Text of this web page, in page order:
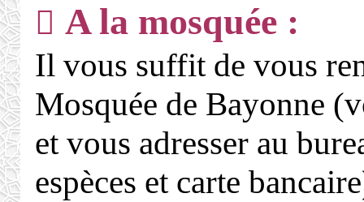
A la mosquée :
Il vous suffit de vous
Mosquée de Bayonne
et vous adresser au
espèces et carte